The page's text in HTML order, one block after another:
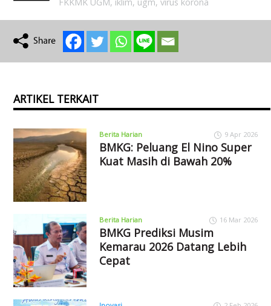
ARTIKEL TERKAIT
Berita Harian 9 Apr 2026
BMKG: Peluang El Nino Super
Kuat Masih di Bawah 20%
Berita Harian 16 Mar 2026
BMKG Prediksi Musim
Kemarau 2026 Datang Lebih
Cepat